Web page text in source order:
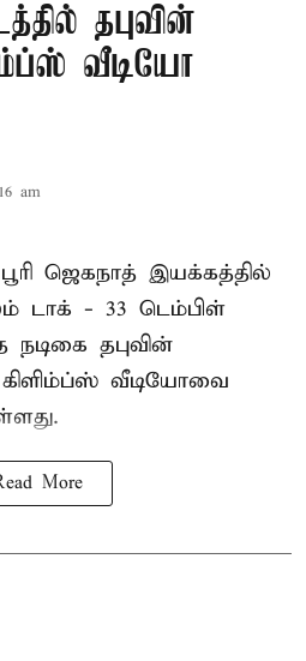
தபுவின்
வீடியோ
am
ஜெகநாத் இயக்கத்தில்
டாக் - 33 டெம்பிள்
நடிகை தபுவின்
கிளிம்ப்ஸ் வீடியோவை
More